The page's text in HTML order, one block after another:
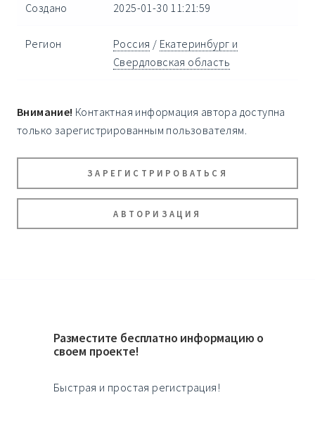
Создано 2025-01-30 11:21:59
Регион Россия / Екатеринбург и
Свердловская область
Внимание! Контактная информация автора доступна
только зарегистрированным пользователям.
ЗАРЕГИСТРИРОВАТЬСЯ
АВТОРИЗАЦИЯ
Разместите бесплатно информацию о
своем проекте!
Быстрая и простая регистрация!